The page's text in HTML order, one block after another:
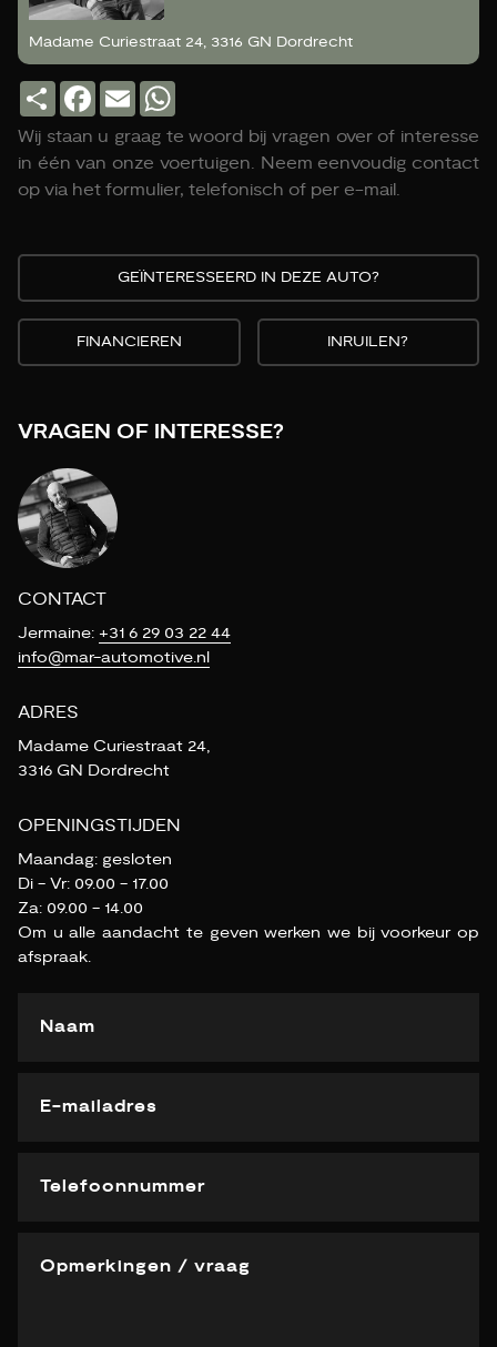
Madame Curiestraat 24, 3316 GN Dordrecht
DeelFacebook
Email
Wij staan u graag te woord bij vragen over of interesse
in één van onze voertuigen. Neem eenvoudig contact
op via het formulier, telefonisch of per e-mail.
GEÏNTERESSEERD IN DEZE AUTO?
FINANCIEREN INRUILEN?
VRAGEN OF INTERESSE?
CONTACT
Jermaine: +31 6 29 03 22 44
info@mar-automotive.nl
ADRES
Madame Curiestraat 24,
3316 GN Dordrecht
OPENINGSTIJDEN
Maandag: gesloten
Di - Vr: 09.00 - 17.00
Za: 09.00 - 14.00
Om u alle aandacht te geven werken we bij voorkeur op
afspraak.